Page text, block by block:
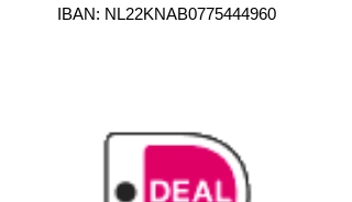
IBAN: NL22KNAB0775444960